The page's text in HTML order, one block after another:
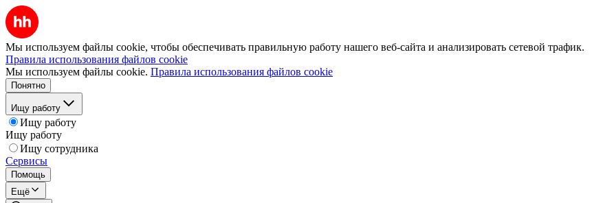
Мы используем файлы cookie, чтобы обеспечивать правильную работу нашего веб-сайта и анализировать сетевой трафик.
Правила использования файлов cookie
Мы используем файлы cookie. Правила использования файлов cookie
Понятно
Ищу работу
Ищу работу
Ищу работу
Ищу сотрудника
Сервисы
Помощь
Ещё